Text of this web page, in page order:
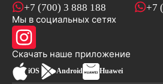
+7 (700) 3 888 188 +7
Мы в социальных сетях
Скачать наше приложение
iOS Android Huawei